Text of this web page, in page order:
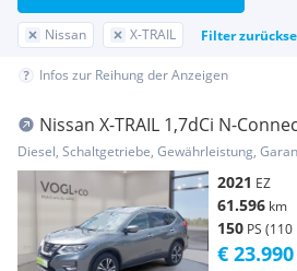
Nissan X-TRAIL Filter
Infos zur Reihung der Anzeigen
Nissan X-TRAIL 1,7dCi N-
4x4i
Diesel, Schaltgetriebe, Gewährleistung,
2021 EZ
61.596 km
150 PS (110
€ 23.990